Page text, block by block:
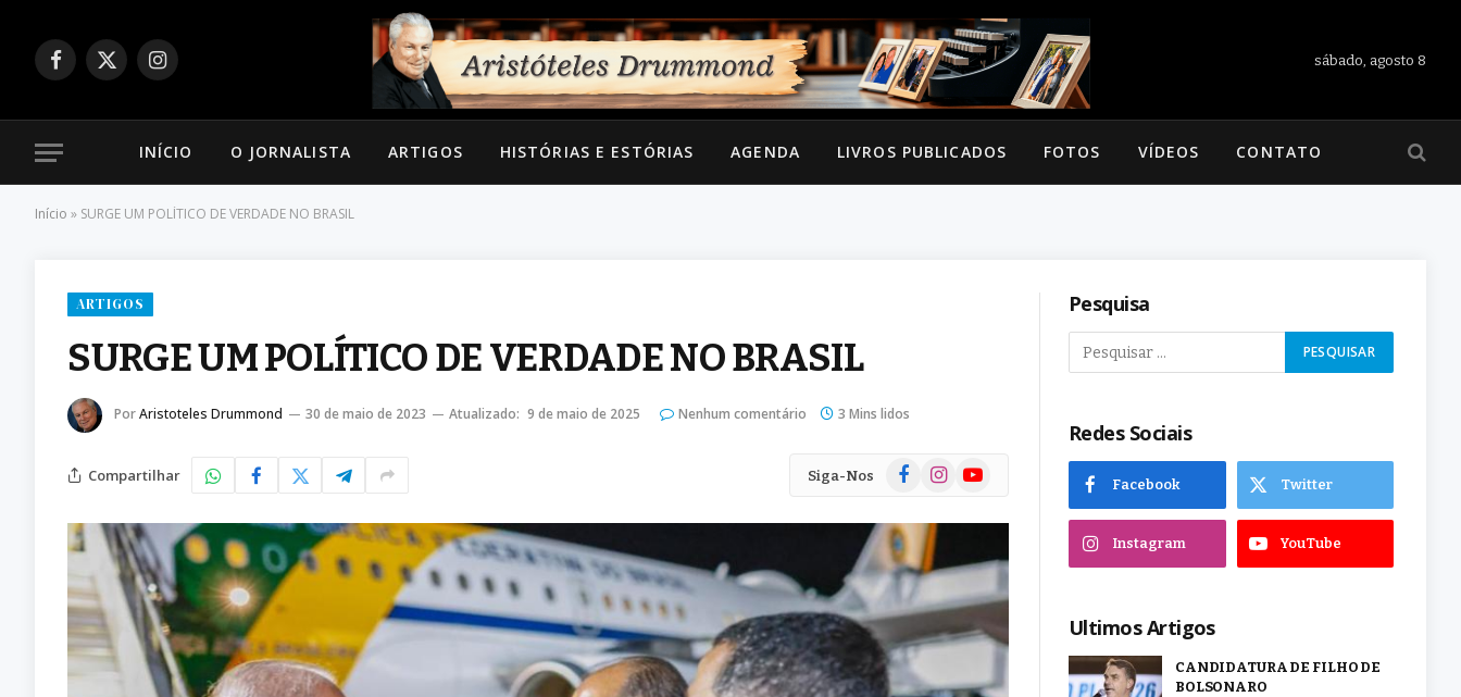
Facebook
X
Instagram
sábado, agosto 8
INÍCIO O JORNALISTA ARTIGOS HISTÓRIAS E ESTÓRIAS AGENDA LIVROS PUBLICADOS FOTOS VÍDEOS CONTATO
Início » SURGE UM POLÍTICO DE VERDADE NO BRASIL
ARTIGOS
SURGE UM POLÍTICO DE VERDADE NO BRASIL
PorAristoteles Drummond 30 de maio de 2023 Atualizado: 9 de maio de 2025 Nenhum comentário 3 Mins lidos
Compartilhar Siga-Nos FacebookInstagramYouTube
Pesquisa
Redes Sociais
Facebook Twitter
Instagram YouTube
Ultimos Artigos
CANDIDATURA DE FILHO DE
BOLSONARO